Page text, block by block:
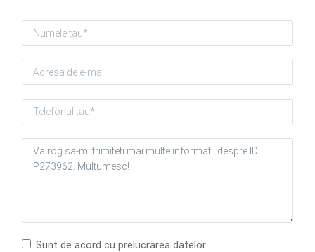
Sunt de acord cu prelucrarea datelor